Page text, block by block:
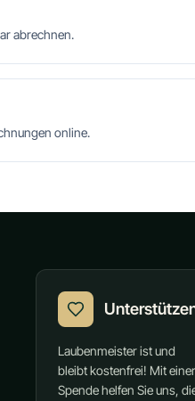
abrechnen.
online.
Laubenmeister ist und
bleibt kostenfrei! Mit einer
Spende helfen Sie uns,